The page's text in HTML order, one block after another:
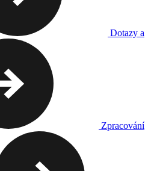
Dotazy a
Zpracování